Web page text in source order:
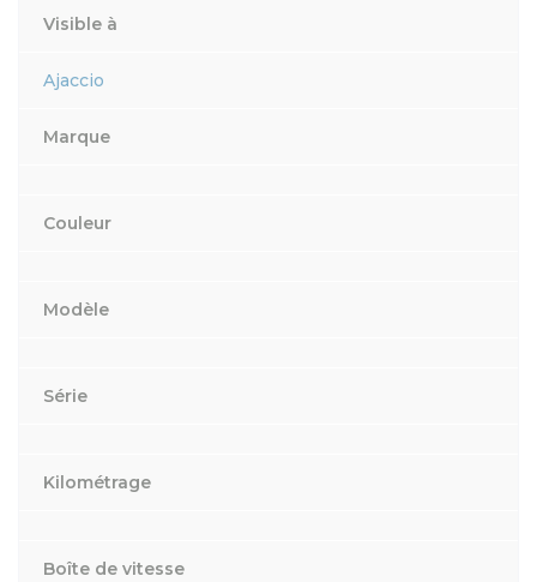
Visible à
Ajaccio
Marque
Couleur
Modèle
Série
Kilométrage
Boîte de vitesse